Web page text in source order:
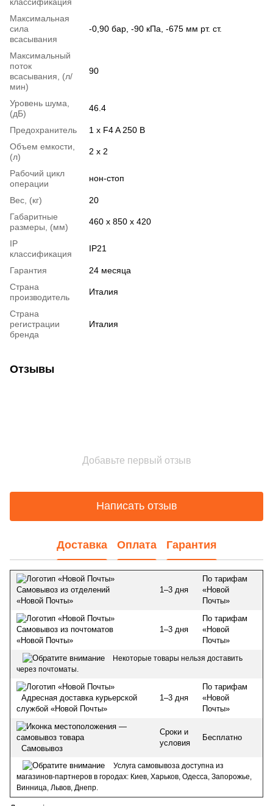
Максимальная
сила
всасывания
-0,90 бар, -90 кПа, -675 мм рт. ст.
Максимальный
поток
всасывания, (л/
мин)
90
Уровень шума,
(дБ)
46.4
Предохранитель
1 х F4 A 250 В
Объем емкости,
(л)
2 х 2
Рабочий цикл
операции
нон-стоп
Вес, (кг)
20
Габаритные
размеры, (мм)
460 x 850 x 420
IP
классификация
IP21
Гарантия
24 месяца
Страна
производитель
Италия
Страна
регистрации
бренда
Италия
Отзывы
Добавьте первый отзыв
Написать отзыв
Доставка Оплата Гарантия
Самовывоз из отделений
«Новой Почты»
1–3 дня
По тарифам
«Новой
Почты»
Самовывоз из почтоматов
«Новой Почты»
1–3 дня
По тарифам
«Новой
Почты»
Некоторые товары нельзя доставить
через почтоматы.
Адресная доставка курьерской
службой «Новой Почты»
1–3 дня
По тарифам
«Новой
Почты»
Самовывоз
Сроки и
условия
Бесплатно
Услуга самовывоза доступна из
магазинов-партнеров в городах: Киев, Харьков, Одесса, Запорожье,
Винница, Львов, Днепр.